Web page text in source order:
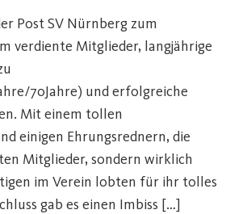
Post SV Nürnberg zum
verdiente Mitglieder, langjährige
70Jahre) und erfolgreiche
Mit einem tollen
einigen Ehrungsrednern, die
Mitglieder, sondern wirklich
im Verein lobten für ihr tolles
gab es einen Imbiss […]